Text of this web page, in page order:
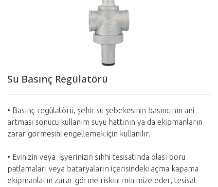
Su Basınç Regülatörü
• Basınç regülatörü, şehir su şebekesinin basıncının ani
artması sonucu kullanım suyu hattının ya da ekipmanların
zarar görmesini engellemek için kullanılır.
• Evinizin veya işyerinizin sıhhi tesisatında olası boru
patlamaları veya bataryaların içerisindeki açma kapama
ekipmanların zarar görme riskini minimize eder, tesisat